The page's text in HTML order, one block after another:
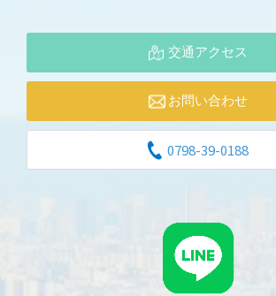
交通アクセス
お問い合わせ
0798-39-0188